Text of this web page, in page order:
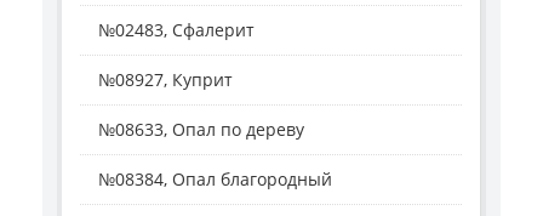
№02483, Сфалерит
№08927, Куприт
№08633, Опал по дереву
№08384, Опал благородный